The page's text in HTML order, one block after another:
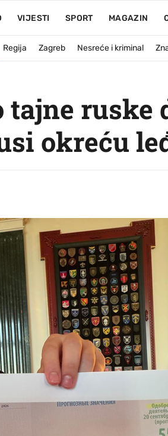
VIJESTI SPORT MAGAZIN
Regija Zagreb Nesreće i kriminal
ruske
okreću